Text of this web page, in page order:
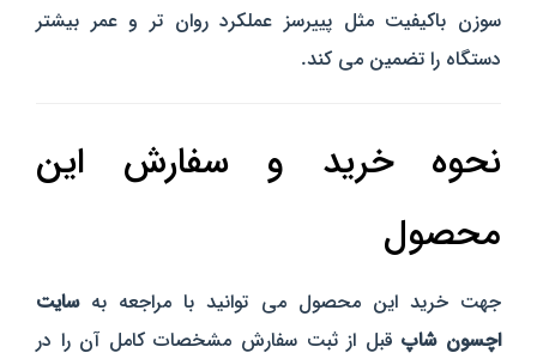
سوزن باکیفیت مثل پییرسز عملکرد روان‌ تر و عمر بیشتر
دستگاه را تضمین می‌ کند.
نحوه خرید و سفارش این
محصول
جهت خرید این محصول می توانید با مراجعه بهسایت
اچسون شاپقبل از ثبت سفارش مشخصات کامل آن را در